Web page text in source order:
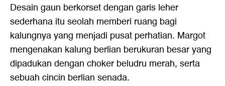
Desain gaun berkorset dengan garis leher
sederhana itu seolah memberi ruang bagi
kalungnya yang menjadi pusat perhatian. Margot
mengenakan kalung berlian berukuran besar yang
dipadukan dengan choker beludru merah, serta
sebuah cincin berlian senada.